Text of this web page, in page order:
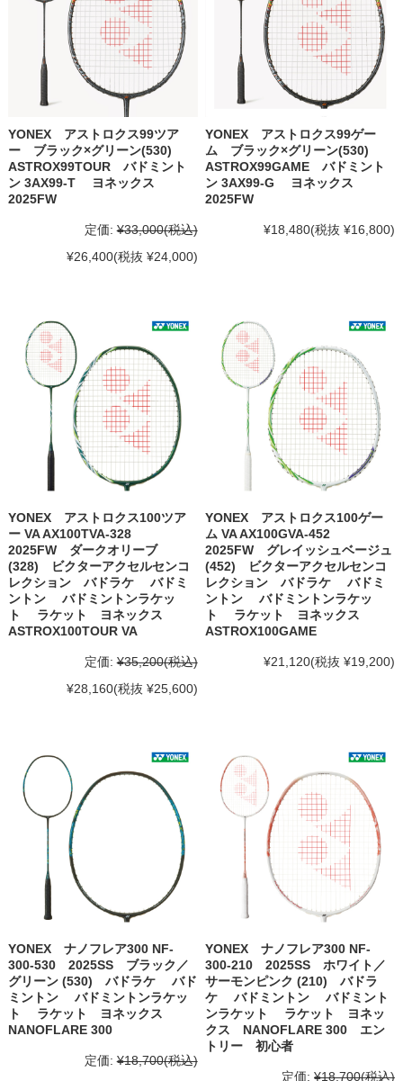
YONEX アストロクス99ツア
ー ブラック×グリーン(530)
ASTROX99TOUR バドミント
ン 3AX99-T ヨネックス
2025FW
定価: ¥33,000(税込)
¥26,400(税抜 ¥24,000)
YONEX アストロクス99ゲー
ム ブラック×グリーン(530)
ASTROX99GAME バドミント
ン 3AX99-G ヨネックス
2025FW
¥18,480(税抜 ¥16,800)
YONEX アストロクス100ツア
ー VA AX100TVA-328
2025FW ダークオリーブ
(328) ビクターアクセルセンコ
レクション バドラケ バドミ
ントン バドミントンラケッ
ト ラケット ヨネックス
ASTROX100TOUR VA
定価: ¥35,200(税込)
¥28,160(税抜 ¥25,600)
YONEX アストロクス100ゲー
ム VA AX100GVA-452
2025FW グレイッシュベージュ
(452) ビクターアクセルセンコ
レクション バドラケ バドミ
ントン バドミントンラケッ
ト ラケット ヨネックス
ASTROX100GAME
¥21,120(税抜 ¥19,200)
YONEX ナノフレア300 NF-
300-530 2025SS ブラック／
グリーン (530) バドラケ バド
ミントン バドミントンラケッ
ト ラケット ヨネックス
NANOFLARE 300
定価: ¥18,700(税込)
YONEX ナノフレア300 NF-
300-210 2025SS ホワイト／
サーモンピンク (210) バドラ
ケ バドミントン バドミント
ンラケット ラケット ヨネッ
クス NANOFLARE 300 エン
トリー 初心者
定価: ¥18,700(税込)